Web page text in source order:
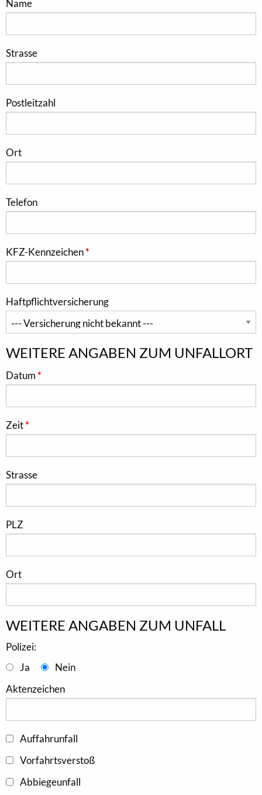
Name
Strasse
Postleitzahl
Ort
Telefon
KFZ-Kennzeichen
Haftpflichtversicherung
WEITERE ANGABEN ZUM UNFALLORT
Datum
Zeit
Strasse
PLZ
Ort
WEITERE ANGABEN ZUM UNFALL
Polizei:
Ja
Nein
Aktenzeichen
Auffahrunfall
Vorfahrtsverstoß
Abbiegeunfall